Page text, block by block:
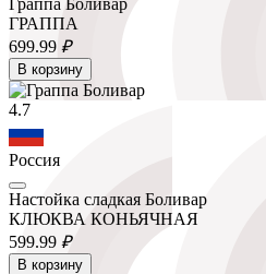
Граппа Боливар
ГРАППА
699.99 ₽
В корзину
4.7
Россия
Настойка сладкая Боливар
КЛЮКВА КОНЬЯЧНАЯ
599.99 ₽
В корзину